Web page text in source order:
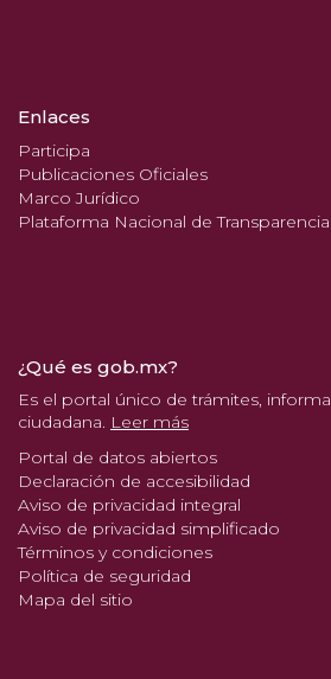
Enlaces
Participa
Publicaciones Oficiales
Marco Jurídico
Plataforma Nacional de Transparencia
¿Qué es gob.mx?
Es el portal único de trámites,
ciudadana. Leer más
Portal de datos abiertos
Declaración de accesibilidad
Aviso de privacidad integral
Aviso de privacidad simplificado
Términos y condiciones
Política de seguridad
Mapa del sitio